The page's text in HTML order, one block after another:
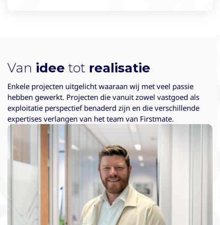
Van idee tot realisatie
Enkele projecten uitgelicht waaraan wij met veel passie
hebben gewerkt. Projecten die vanuit zowel vastgoed als
exploitatie perspectief benaderd zijn en die verschillende
expertises verlangen van het team van Firstmate.